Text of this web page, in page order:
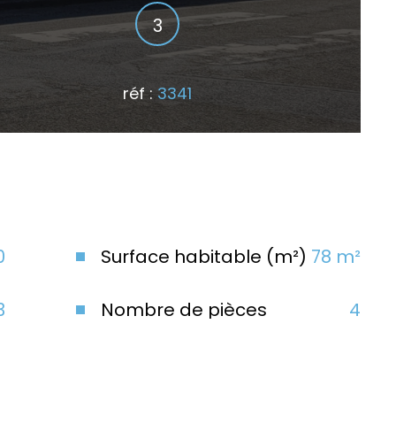
3
réf : 3341
Surface habitable (m²) 78 m²
Nombre de pièces 4